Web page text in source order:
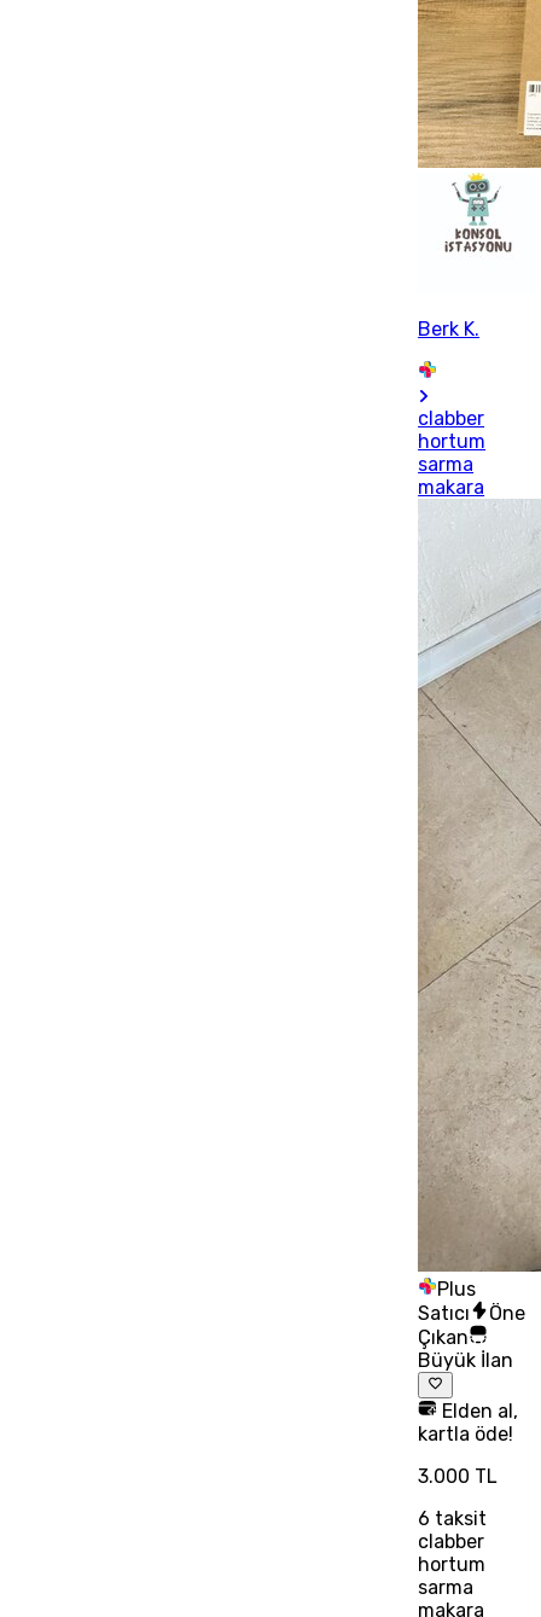
Berk K.
clabber
hortum
sarma
makara
Plus
Satıcı
Öne
Çıkan
Büyük İlan
Elden al,
kartla öde!
3.000 TL
6 taksit
clabber
hortum
sarma
makara